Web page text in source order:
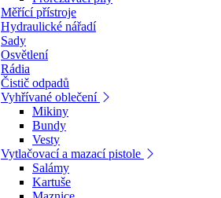
Měřící přístroje
Hydraulické nářadí
Sady
Osvětlení
Rádia
Čistič odpadů
Vyhřívané oblečení
Mikiny
Bundy
Vesty
Vytlačovací a mazací pistole
Salámy
Kartuše